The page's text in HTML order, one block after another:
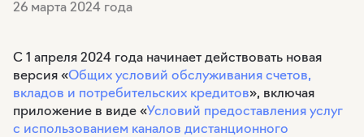
26 марта 2024 года
С 1 апреля 2024 года начинает действовать новая
версия «Общих условий обслуживания счетов,
вкладов и потребительских кредитов», включая
приложение в виде «Условий предоставления услуг
с использованием каналов дистанционного